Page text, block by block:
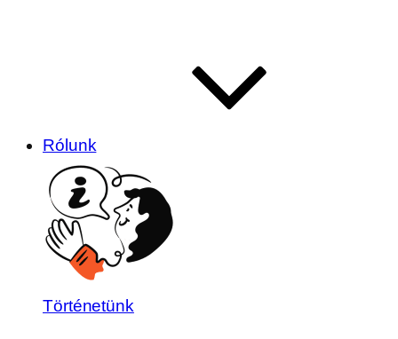
Rólunk
Történetünk